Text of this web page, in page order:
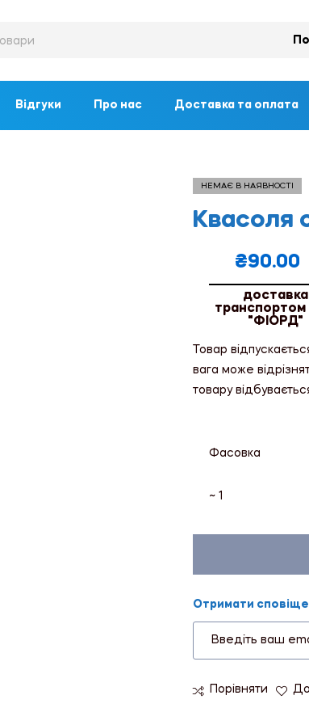
Відгуки Про нас Доставка та оплата
НЕМАЄ В НАЯВНОСТІ
Квасоля
₴90.00
доставка
"ФІОРД"
Товар
вага може
товару
Фасовка
~ 1
Отримати
Порівняти